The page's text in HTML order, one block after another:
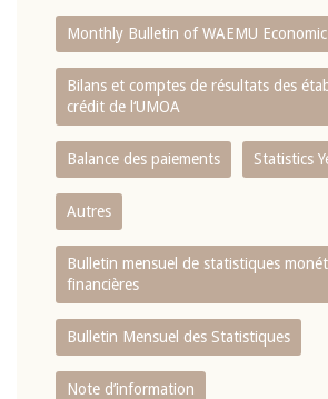
Monthly Bulletin of WAEMU
Bilans et comptes de résultats des
crédit de l‘UMOA
Balance des paiements Statistics
Autres
Bulletin mensuel de statistiques
financières
Bulletin Mensuel des Statistiques
Note d’information